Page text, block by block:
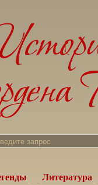
Литература